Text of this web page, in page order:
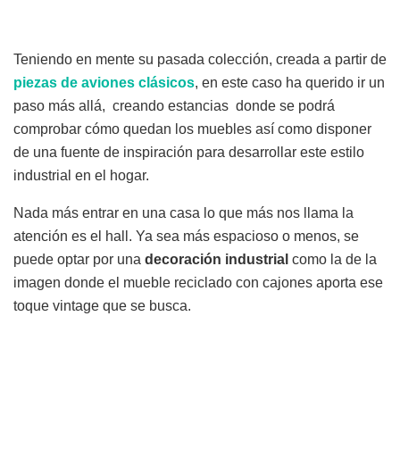
Teniendo en mente su pasada colección, creada a partir de
piezas de aviones clásicos, en este caso ha querido ir un
paso más allá, creando estancias donde se podrá
comprobar cómo quedan los muebles así como disponer
de una fuente de inspiración para desarrollar este estilo
industrial en el hogar.
Nada más entrar en una casa lo que más nos llama la
atención es el hall. Ya sea más espacioso o menos, se
puede optar por una decoración industrial como la de la
imagen donde el mueble reciclado con cajones aporta ese
toque vintage que se busca.